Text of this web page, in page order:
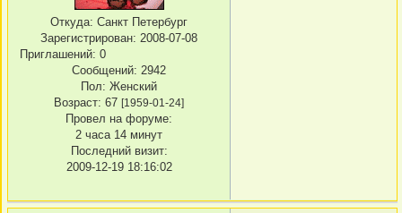
Откуда: Санкт Петербург
Зарегистрирован: 2008-07-08
Приглашений: 0
Сообщений: 2942
Пол: Женский
Возраст: 67 [1959-01-24]
Провел на форуме:
2 часа 14 минут
Последний визит:
2009-12-19 18:16:02